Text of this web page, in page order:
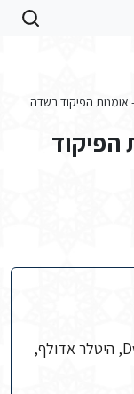
נסיגת רומל: פרק 7- אומנות הפיקוד בשדה
אומנות הפיקוד
Dwight D. Eisenhower, היטלר אדולף,